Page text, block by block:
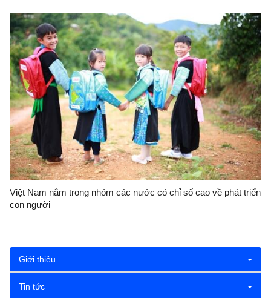
Việt Nam nằm trong nhóm các nước có chỉ số cao về phát triển
con người
Giới thiệu
Tin tức